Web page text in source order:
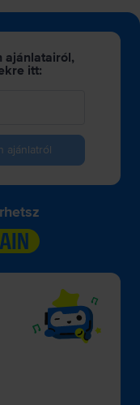
ajánlatairól,
itt:
ajánlatról